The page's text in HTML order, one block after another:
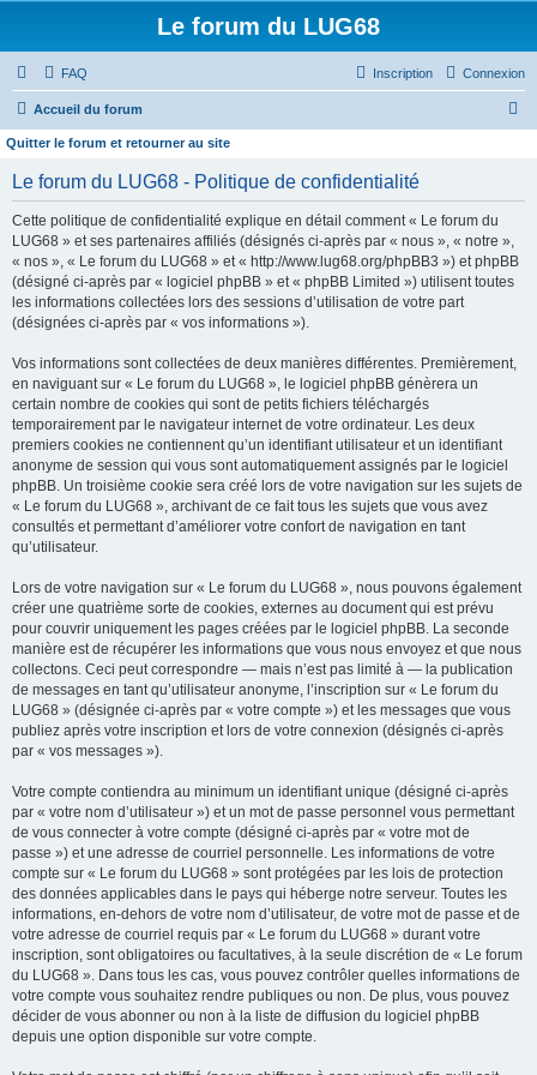
Le forum du LUG68
FAQ Connexion
Inscription
Accueil du forum
Quitter le forum et retourner au site
Le forum du LUG68 - Politique de confidentialité
Cette politique de confidentialité explique en détail comment « Le forum du
LUG68 » et ses partenaires affiliés (désignés ci-après par « nous », « notre »,
« nos », « Le forum du LUG68 » et « http://www.lug68.org/phpBB3 ») et phpBB
(désigné ci-après par « logiciel phpBB » et « phpBB Limited ») utilisent toutes
les informations collectées lors des sessions d’utilisation de votre part
(désignées ci-après par « vos informations »).
Vos informations sont collectées de deux manières différentes. Premièrement,
en naviguant sur « Le forum du LUG68 », le logiciel phpBB génèrera un
certain nombre de cookies qui sont de petits fichiers téléchargés
temporairement par le navigateur internet de votre ordinateur. Les deux
premiers cookies ne contiennent qu’un identifiant utilisateur et un identifiant
anonyme de session qui vous sont automatiquement assignés par le logiciel
phpBB. Un troisième cookie sera créé lors de votre navigation sur les sujets de
« Le forum du LUG68 », archivant de ce fait tous les sujets que vous avez
consultés et permettant d’améliorer votre confort de navigation en tant
qu’utilisateur.
Lors de votre navigation sur « Le forum du LUG68 », nous pouvons également
créer une quatrième sorte de cookies, externes au document qui est prévu
pour couvrir uniquement les pages créées par le logiciel phpBB. La seconde
manière est de récupérer les informations que vous nous envoyez et que nous
collectons. Ceci peut correspondre — mais n’est pas limité à — la publication
de messages en tant qu’utilisateur anonyme, l’inscription sur « Le forum du
LUG68 » (désignée ci-après par « votre compte ») et les messages que vous
publiez après votre inscription et lors de votre connexion (désignés ci-après
par « vos messages »).
Votre compte contiendra au minimum un identifiant unique (désigné ci-après
par « votre nom d’utilisateur ») et un mot de passe personnel vous permettant
de vous connecter à votre compte (désigné ci-après par « votre mot de
passe ») et une adresse de courriel personnelle. Les informations de votre
compte sur « Le forum du LUG68 » sont protégées par les lois de protection
des données applicables dans le pays qui héberge notre serveur. Toutes les
informations, en-dehors de votre nom d’utilisateur, de votre mot de passe et de
votre adresse de courriel requis par « Le forum du LUG68 » durant votre
inscription, sont obligatoires ou facultatives, à la seule discrétion de « Le forum
du LUG68 ». Dans tous les cas, vous pouvez contrôler quelles informations de
votre compte vous souhaitez rendre publiques ou non. De plus, vous pouvez
décider de vous abonner ou non à la liste de diffusion du logiciel phpBB
depuis une option disponible sur votre compte.